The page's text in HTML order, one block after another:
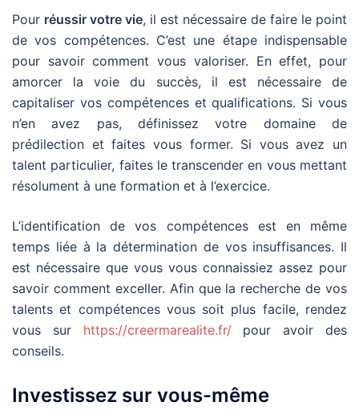
Pour réussir votre vie, il est nécessaire de faire le point
de vos compétences. C’est une étape indispensable
pour savoir comment vous valoriser. En effet, pour
amorcer la voie du succès, il est nécessaire de
capitaliser vos compétences et qualifications. Si vous
n’en avez pas, définissez votre domaine de
prédilection et faites vous former. Si vous avez un
talent particulier, faites le transcender en vous mettant
résolument à une formation et à l’exercice.
L’identification de vos compétences est en même
temps liée à la détermination de vos insuffisances. Il
est nécessaire que vous vous connaissiez assez pour
savoir comment exceller. Afin que la recherche de vos
talents et compétences vous soit plus facile, rendez
vous sur https://creermarealite.fr/pour avoir des
conseils.
Investissez sur vous-même